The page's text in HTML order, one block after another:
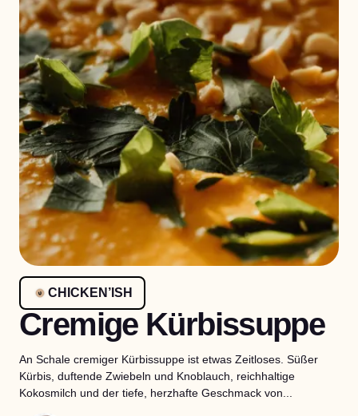
CHICKEN’ISH
Cremige Kürbissuppe
An Schale cremiger Kürbissuppe ist etwas Zeitloses. Süßer
Kürbis, duftende Zwiebeln und Knoblauch, reichhaltige
Kokosmilch und der tiefe, herzhafte Geschmack von...